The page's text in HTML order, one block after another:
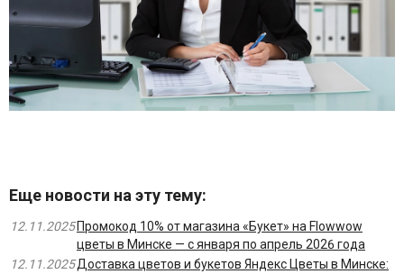
Еще новости на эту тему:
12.11.2025 Промокод 10% от магазина «Букет» на Flowwow
цветы в Минске — с января по апрель 2026 года
12.11.2025Доставка цветов и букетов Яндекс Цветы в Минске: